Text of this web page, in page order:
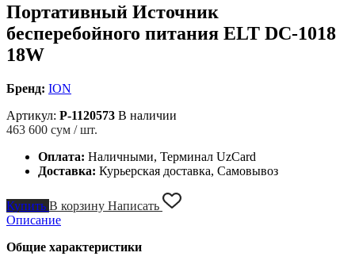
Портативный Источник
бесперебойного питания ELT DC-1018
18W
Бренд: ION
Артикул: P-1120573 В наличии
463 600 сум / шт.
Оплата: Наличными, Терминал UzCard
Доставка: Курьерская доставка, Самовывоз
Купить В корзину Написать
Описание
Общие характеристики